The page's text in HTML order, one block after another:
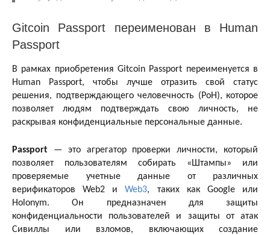
Gitcoin Passport переименован в Human
Passport
В рамках приобретения Gitcoin Passport переименуется в
Human Passport, чтобы лучше отразить свой статус
решения, подтверждающего человечность (PoH), которое
позволяет людям подтверждать свою личность, не
раскрывая конфиденциальные персональные данные.
Passport — это агрегатор проверки личности, который
позволяет пользователям собирать «Штампы» или
проверяемые учетные данные от различных
верификаторов Web2 иWeb3, таких как Google или
Holonym. Он предназначен для защиты
конфиденциальности пользователей и защиты от атак
Сивиллы или взломов, включающих создание